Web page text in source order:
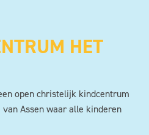
HET
open christelijk kindcentrum
Assen waar alle kinderen